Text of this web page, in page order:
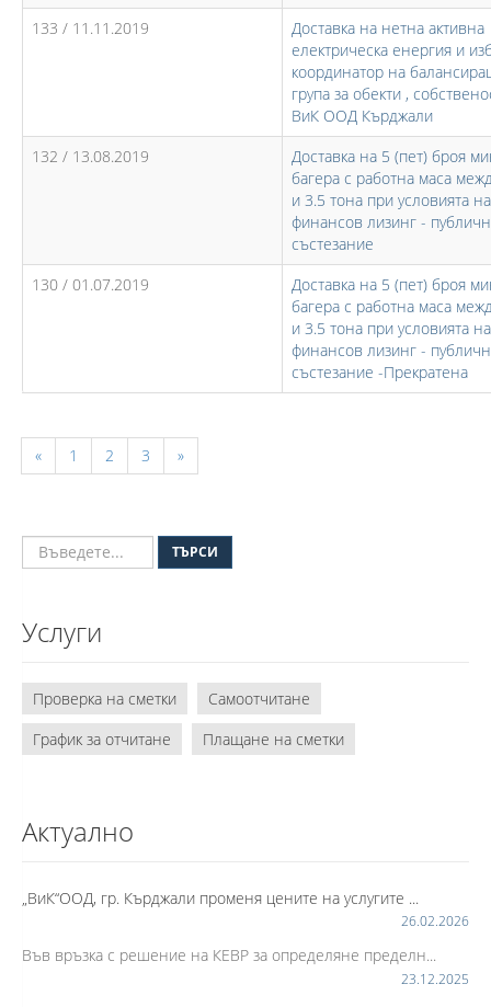
133 / 11.11.2019
Доставка на нетна активна
електрическа енергия и
координатор на
група за обекти ,
ВиК ООД Кърджали
132 / 13.08.2019
Доставка на 5 (пет) броя
багера с работна маса
и 3.5 тона при условията на
финансов лизинг -
състезание
130 / 01.07.2019
Доставка на 5 (пет) броя
багера с работна маса
и 3.5 тона при условията на
финансов лизинг -
състезание -Прекратена
« 1 2 3 »
ТЪРСИ
Услуги
Проверка на сметки
Самоотчитане
График за отчитане
Плащане на сметки
Актуално
„ВиК“ООД, гр. Кърджали променя цените на услугите ...
26.02.2026
Във връзка с решение на КЕВР за определяне пределн...
23.12.2025